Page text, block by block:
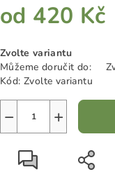
od 420 Kč
cena:
Zvolte variantu
Můžeme doručit do:
Kód: Zvolte variantu
+
−